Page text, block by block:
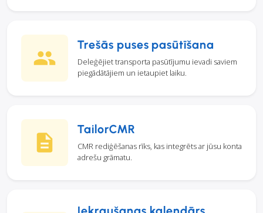
Trešās puses pasūtīšana
Deleģējiet transporta pasūtījumu ievadi saviem
piegādātājiem un ietaupiet laiku.
TailorCMR
CMR rediģēšanas rīks, kas integrēts ar jūsu konta
adrešu grāmatu.